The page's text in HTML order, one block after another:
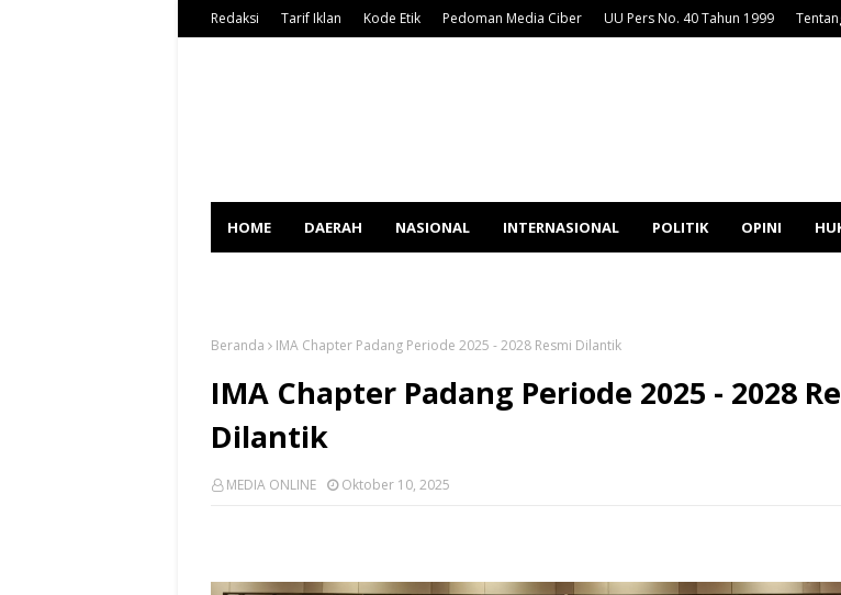
Redaksi Tarif Iklan Kode Etik Pedoman Media Ciber UU Pers No. 40 Tahun 1999
HOME DAERAH NASIONAL INTERNASIONAL POLITIK OPINI
Beranda IMA Chapter Padang Periode 2025 - 2028 Resmi Dilantik
IMA Chapter Padang Periode 2025 - 2028
Dilantik
MEDIA ONLINE Oktober 10, 2025